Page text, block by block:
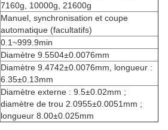
7160g, 10000g, 21600g
Manuel, synchronisation et coupe
automatique (facultatifs)
0.1~999.9min
Diamètre 9.5504±0.0076mm
Diamètre 9.4742±0.0076mm, longueur :
6.35±0.13mm
Diamètre externe : 9.5±0.02mm ;
diamètre de trou 2.0955±0.0051mm ;
longueur 8.00±0.025mm